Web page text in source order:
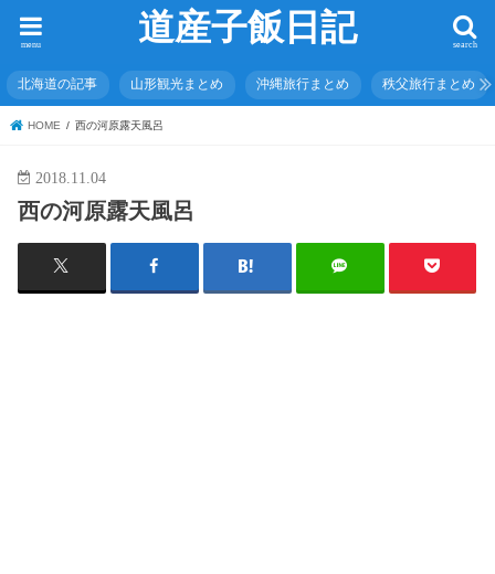
道産子飯日記 search
menu
北海道の記事 山形観光まとめ 沖縄旅行まとめ 秩父旅行まとめ
HOME 西の河原露天風呂
2018.11.04
西の河原露天風呂